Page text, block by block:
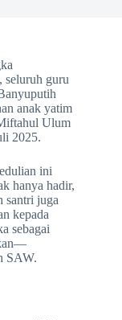
seluruh guru
anak yatim
Ulum
2025.
ini
hanya hadir,
santri juga
kepada
sebagai
SAW.